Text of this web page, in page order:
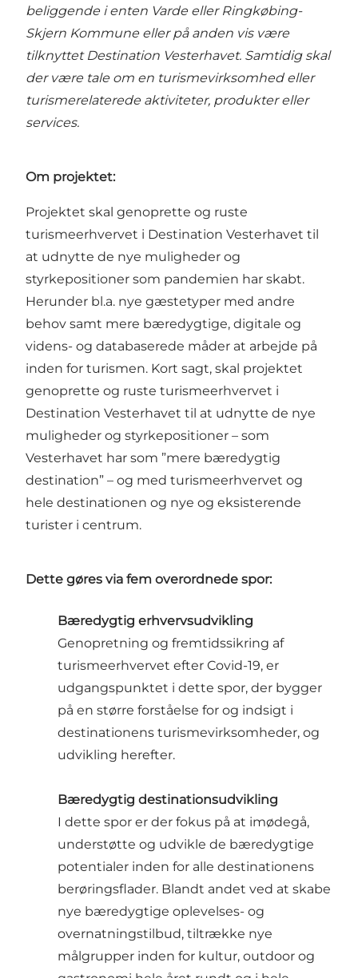
beliggende i enten Varde eller Ringkøbing-
Skjern Kommune eller på anden vis være
tilknyttet Destination Vesterhavet. Samtidig skal
der være tale om en turismevirksomhed eller
turismerelaterede aktiviteter, produkter eller
services.
Om projektet:
Projektet skal genoprette og ruste
turismeerhvervet i Destination Vesterhavet til
at udnytte de nye muligheder og
styrkepositioner som pandemien har skabt.
Herunder bl.a. nye gæstetyper med andre
behov samt mere bæredygtige, digitale og
videns- og databaserede måder at arbejde på
inden for turismen. Kort sagt, skal projektet
genoprette og ruste turismeerhvervet i
Destination Vesterhavet til at udnytte de nye
muligheder og styrkepositioner – som
Vesterhavet har som ”mere bæredygtig
destination” – og med turismeerhvervet og
hele destinationen og nye og eksisterende
turister i centrum.
Dette gøres via fem overordnede spor:
Bæredygtig erhvervsudvikling
Genopretning og fremtidssikring af
turismeerhvervet efter Covid-19, er
udgangspunktet i dette spor, der bygger
på en større forståelse for og indsigt i
destinationens turismevirksomheder, og
udvikling herefter.
Bæredygtig destinationsudvikling
I dette spor er der fokus på at imødegå,
understøtte og udvikle de bæredygtige
potentialer inden for alle destinationens
berøringsflader. Blandt andet ved at skabe
nye bæredygtige oplevelses- og
overnatningstilbud, tiltrække nye
målgrupper inden for kultur, outdoor og